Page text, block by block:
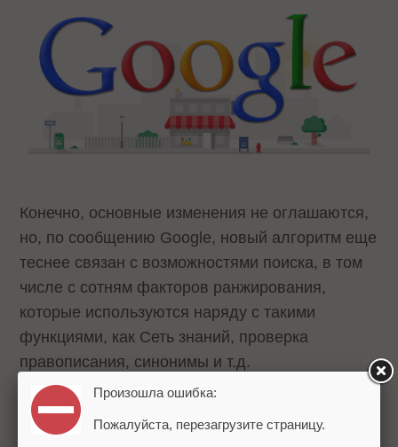
Конечно, основные изменения не оглашаются,
но, по сообщению Google, новый алгоритм еще
теснее связан с возможностями поиска, в том
числе с сотням факторов ранжирования,
которые используются наряду с такими
функциями, как Сеть знаний, проверка
правописания, синонимы и т.д.
Кроме того, представители Google отметили,
что в новом алгоритме улучшены такие
Произошла ошибка:
Пожалуйста, перезагрузите страницу.